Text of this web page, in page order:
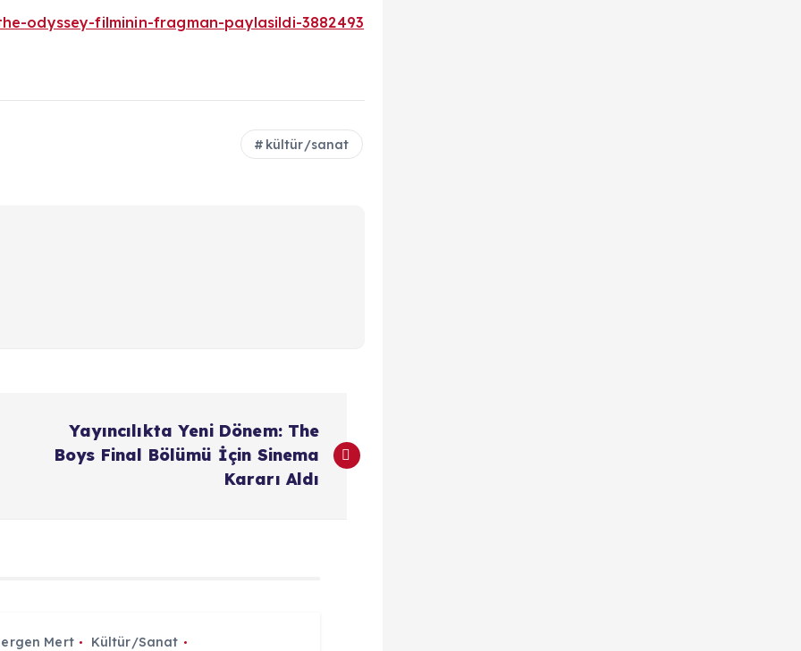
odyssey-filminin-fragman-paylasildi-3882493
kültür/sanat
Yayıncılıkta Yeni Dönem: The
Boys Final Bölümü İçin Sinema
Kararı Aldı
Mert
Kültür/Sanat